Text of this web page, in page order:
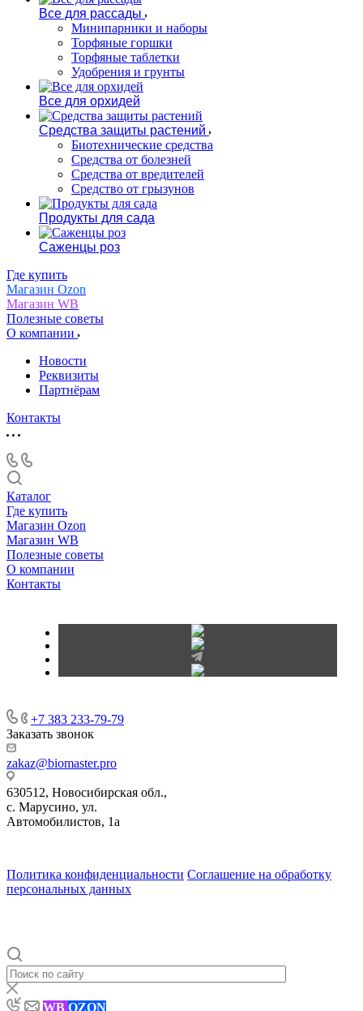
Все для рассады
Минипарники и наборы
Торфяные горшки
Торфяные таблетки
Удобрения и грунты
Все для орхидей
Средства защиты растений
Биотехнические средства
Средства от болезней
Средства от вредителей
Средство от грызунов
Продукты для сада
Саженцы роз
Где купить
Магазин Ozon
Магазин WB
Полезные советы
О компании
Новости
Реквизиты
Партнёрам
Контакты
Каталог
Где купить
Магазин Ozon
Магазин WB
Полезные советы
О компании
Контакты
+7 383 233-79-79
Заказать звонок
zakaz@biomaster.pro
630512, Новосибирская обл.,
с. Марусино, ул.
Автомобилистов, 1а
Политика конфиденциальности Соглашение на обработку
персональных данных
WB OZON